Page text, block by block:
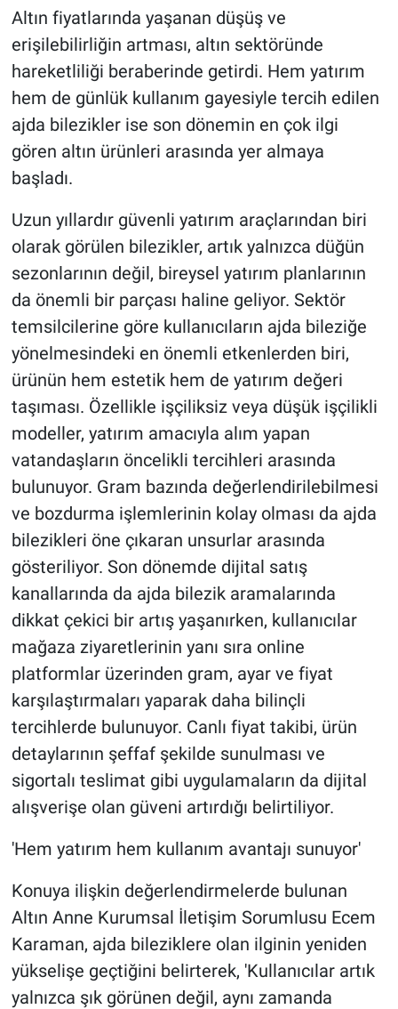
Altın fiyatlarında yaşanan düşüş ve
erişilebilirliğin artması, altın sektöründe
hareketliliği beraberinde getirdi. Hem yatırım
hem de günlük kullanım gayesiyle tercih edilen
ajda bilezikler ise son dönemin en çok ilgi
gören altın ürünleri arasında yer almaya
başladı.
Uzun yıllardır güvenli yatırım araçlarından biri
olarak görülen bilezikler, artık yalnızca düğün
sezonlarının değil, bireysel yatırım planlarının
da önemli bir parçası haline geliyor. Sektör
temsilcilerine göre kullanıcıların ajda bileziğe
yönelmesindeki en önemli etkenlerden biri,
ürünün hem estetik hem de yatırım değeri
taşıması. Özellikle işçiliksiz veya düşük işçilikli
modeller, yatırım amacıyla alım yapan
vatandaşların öncelikli tercihleri arasında
bulunuyor. Gram bazında değerlendirilebilmesi
ve bozdurma işlemlerinin kolay olması da ajda
bilezikleri öne çıkaran unsurlar arasında
gösteriliyor. Son dönemde dijital satış
kanallarında da ajda bilezik aramalarında
dikkat çekici bir artış yaşanırken, kullanıcılar
mağaza ziyaretlerinin yanı sıra online
platformlar üzerinden gram, ayar ve fiyat
karşılaştırmaları yaparak daha bilinçli
tercihlerde bulunuyor. Canlı fiyat takibi, ürün
detaylarının şeffaf şekilde sunulması ve
sigortalı teslimat gibi uygulamaların da dijital
alışverişe olan güveni artırdığı belirtiliyor.
'Hem yatırım hem kullanım avantajı sunuyor'
Konuya ilişkin değerlendirmelerde bulunan
Altın Anne Kurumsal İletişim Sorumlusu Ecem
Karaman, ajda bileziklere olan ilginin yeniden
yükselişe geçtiğini belirterek, 'Kullanıcılar artık
yalnızca şık görünen değil, aynı zamanda